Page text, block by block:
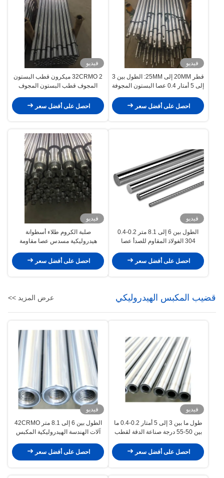
فيديو
قطر 20MM إلى 25MM: الطول بين 3
إلى 5 أمتار 0.4 عصا البستون المجوفة
احصل على أفضل سعر
فيديو
32CRMO 2 ميكرون قطب البستون
المجوف قطب البستون المجوف
احصل على أفضل سعر
فيديو
الطول بين 6 إلى 8.1 متر 0.2-0.4
304 الفولاذ المقاوم للصدأ عصا
احصل على أفضل سعر
فيديو
صلبة الكروم طلاء أسطوانة
هيدروليكية مسدس عصا مقاومة
احصل على أفضل سعر
قضيب المكبس الهيدروليكي عرض المزيد >>
فيديو
طول ما بين 3 إلى 5 أمتار 0.2-0.4 ما
بين 50-55 درجة صناعة الدقة لقطب
احصل على أفضل سعر
فيديو
الطول بين 6 إلى 8.1 متر 42CRMO
آلات الهندسة الهيدروليكية المكبس
احصل على أفضل سعر